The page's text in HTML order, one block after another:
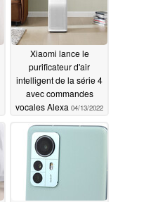
Xiaomi lance le
purificateur d'air
intelligent de la série 4
avec commandes
vocales Alexa 04/13/2022